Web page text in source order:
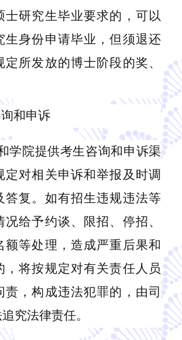
士研究生毕业要求的，可以
生身份申请毕业，但须退还
所发放的博士阶段的奖、
和申诉
学院提供考生咨询和申诉渠
定对相关申诉和举报及时调
答复。如有招生违规违法等
况给予约谈、限招、停招、
额等处理，造成严重后果和
，将按规定对有关责任人员
责，构成违法犯罪的，由司
究法律责任。